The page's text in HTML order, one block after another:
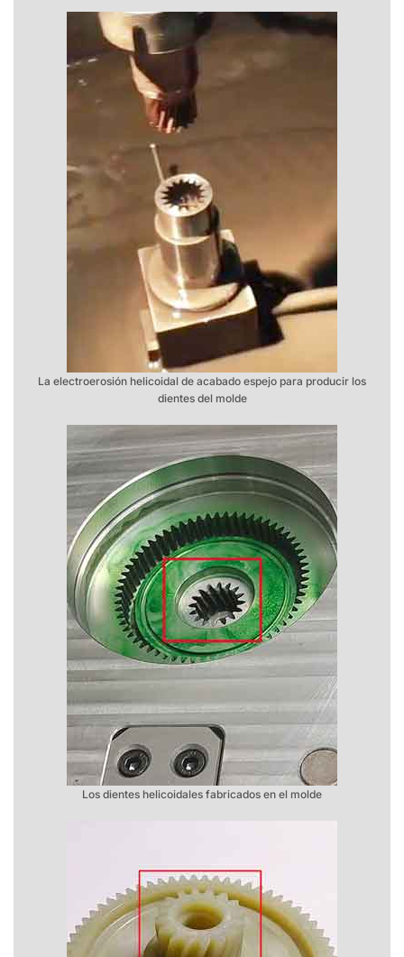
La electroerosión helicoidal de acabado espejo para producir los
dientes del molde
Los dientes helicoidales fabricados en el molde